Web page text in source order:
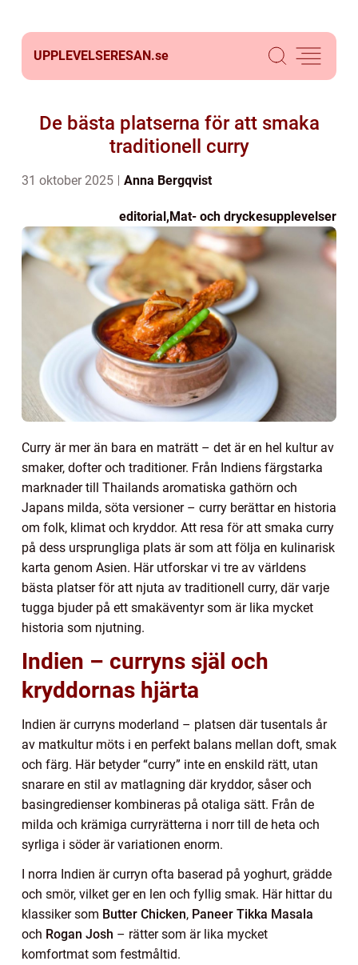
UPPLEVELSERESAN.se
De bästa platserna för att smaka
traditionell curry
31 oktober 2025 Anna Bergqvist
editorial,Mat- och dryckesupplevelser
Curry är mer än bara en maträtt – det är en hel kultur av
smaker, dofter och traditioner. Från Indiens färgstarka
marknader till Thailands aromatiska gathörn och
Japans milda, söta versioner – curry berättar en historia
om folk, klimat och kryddor. Att resa för att smaka curry
på dess ursprungliga plats är som att följa en kulinarisk
karta genom Asien. Här utforskar vi tre av världens
bästa platser för att njuta av traditionell curry, där varje
tugga bjuder på ett smakäventyr som är lika mycket
historia som njutning.
Indien – curryns själ och
kryddornas hjärta
Indien är curryns moderland – platsen där tusentals år
av matkultur möts i en perfekt balans mellan doft, smak
och färg. Här betyder “curry” inte en enskild rätt, utan
snarare en stil av matlagning där kryddor, såser och
basingredienser kombineras på otaliga sätt. Från de
milda och krämiga curryrätterna i norr till de heta och
syrliga i söder är variationen enorm.
I norra Indien är curryn ofta baserad på yoghurt, grädde
och smör, vilket ger en len och fyllig smak. Här hittar du
klassiker som Butter Chicken, Paneer Tikka Masala
och Rogan Josh – rätter som är lika mycket
komfortmat som festmåltid.